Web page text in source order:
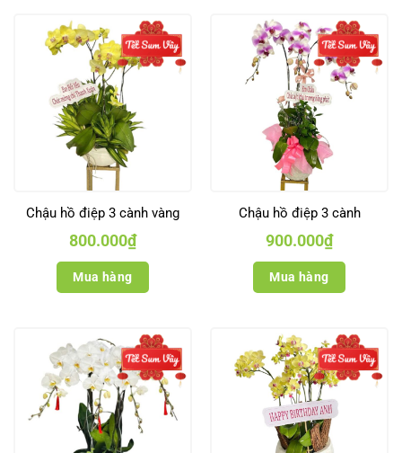
Chậu hồ điệp 3 cành vàng
800.000₫
Mua hàng
Chậu hồ điệp 3 cành
900.000₫
Mua hàng